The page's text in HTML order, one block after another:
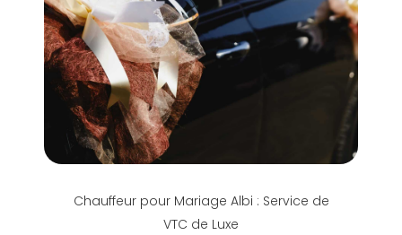
Chauffeur pour Mariage Albi : Service de
VTC de Luxe